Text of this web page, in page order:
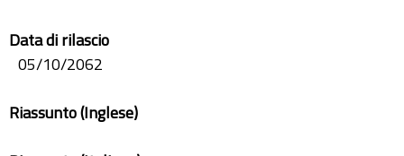
Data di rilascio
05/10/2062
Riassunto (Inglese)